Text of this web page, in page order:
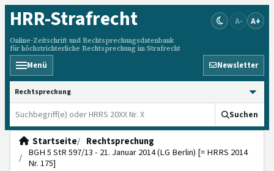
HRR-Strafrecht
Online-Zeitschrift und Rechtsprechungsdatenbank
für höchstrichterliche Rechtsprechung im Strafrecht
A- A+
Menü Newsletter
HRRS durchsuchen
Suchen
Startseite
Rechtsprechung
BGH 5 StR 597/13 - 21. Januar 2014 (LG Berlin) [= HRRS 2014
Nr. 175]